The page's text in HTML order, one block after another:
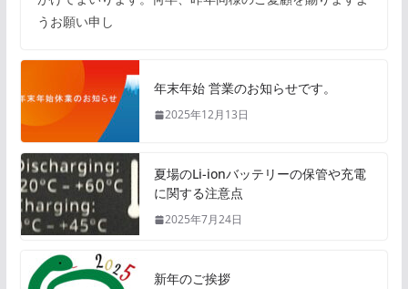
うお願い申し
年末年始 営業のお知らせです。
2025年12月13日
夏場のLi-ionバッテリーの保管や充電
に関する注意点
2025年7月24日
新年のご挨拶